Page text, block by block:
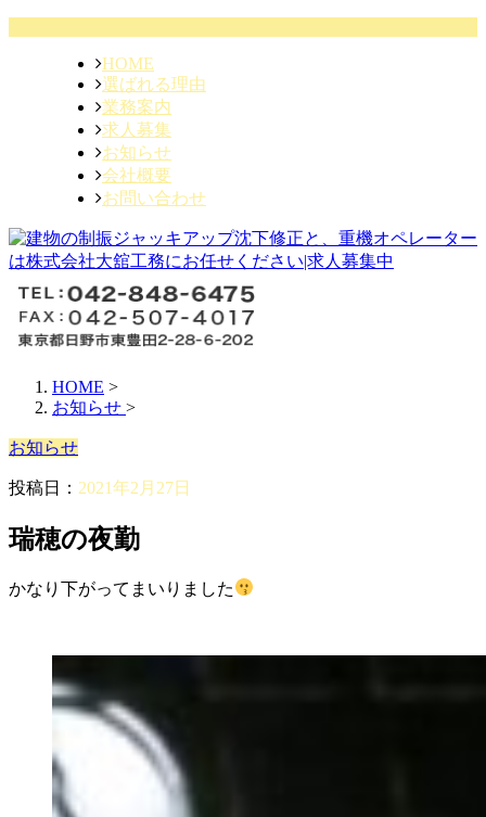
HOME
選ばれる理由
業務案内
求人募集
お知らせ
会社概要
お問い合わせ
HOME >
お知らせ >
お知らせ
投稿日： 2021年2月27日
瑞穂の夜勤
かなり下がってまいりました